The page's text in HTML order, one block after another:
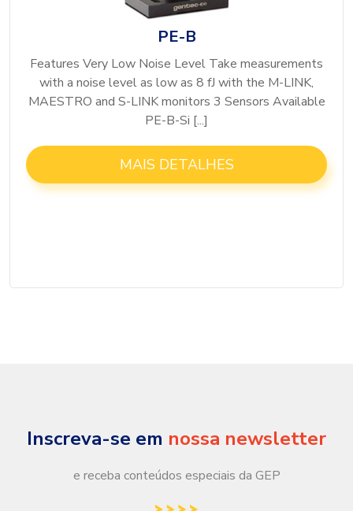
PE-B
Features Very Low Noise Level Take measurements
with a noise level as low as 8 fJ with the M-LINK,
MAESTRO and S-LINK monitors 3 Sensors Available
PE-B-Si [...]
MAIS DETALHES
Inscreva-se em nossa newsletter
e receba conteúdos especiais da GEP